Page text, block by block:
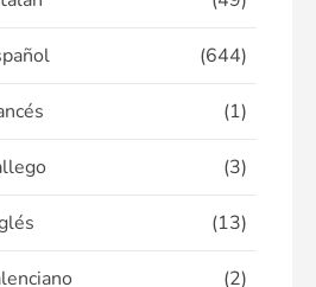
(644)
(1)
(3)
(13)
(2)